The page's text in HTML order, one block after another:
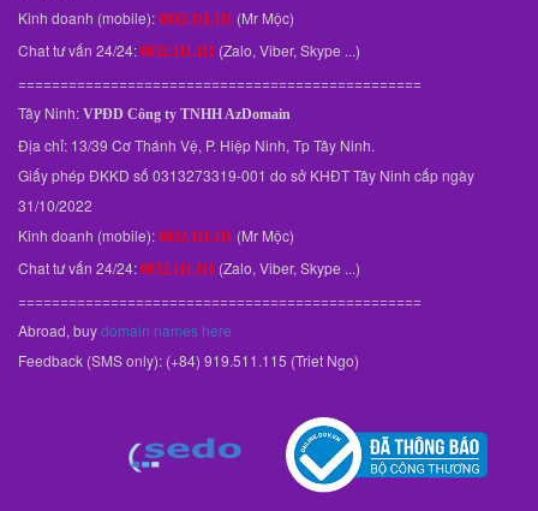
Kinh doanh (mobile): 0832.111.111 (Mr Mộc)
Chat tư vấn 24/24: 0832.111.111 (Zalo, Viber, Skype ...)
================================================
Tây Ninh: VPĐD Công ty TNHH AzDomain
Địa chỉ: 13/39 Cơ Thánh Vệ, P. Hiệp Ninh, Tp Tây Ninh.
Giấy phép ĐKKD số 0313273319-001 do sở KHĐT Tây Ninh cấp ngày
31/10/2022
Kinh doanh (mobile): 0832.111.111 (Mr Mộc)
Chat tư vấn 24/24: 0832.111.111 (Zalo, Viber, Skype ...)
================================================
Abroad, buydomain names here
Feedback (SMS only): (+84) 919.511.115 (Triet Ngo)